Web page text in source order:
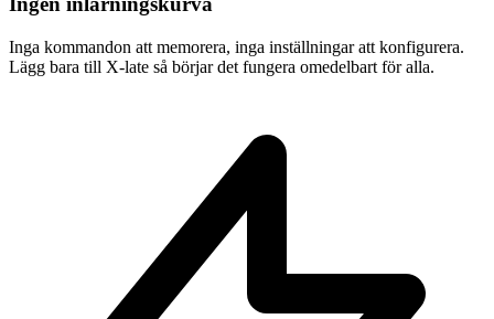
Inga kommandon att memorera, inga inställningar att konfigurera.
Lägg bara till X-late så börjar det fungera omedelbart för alla.